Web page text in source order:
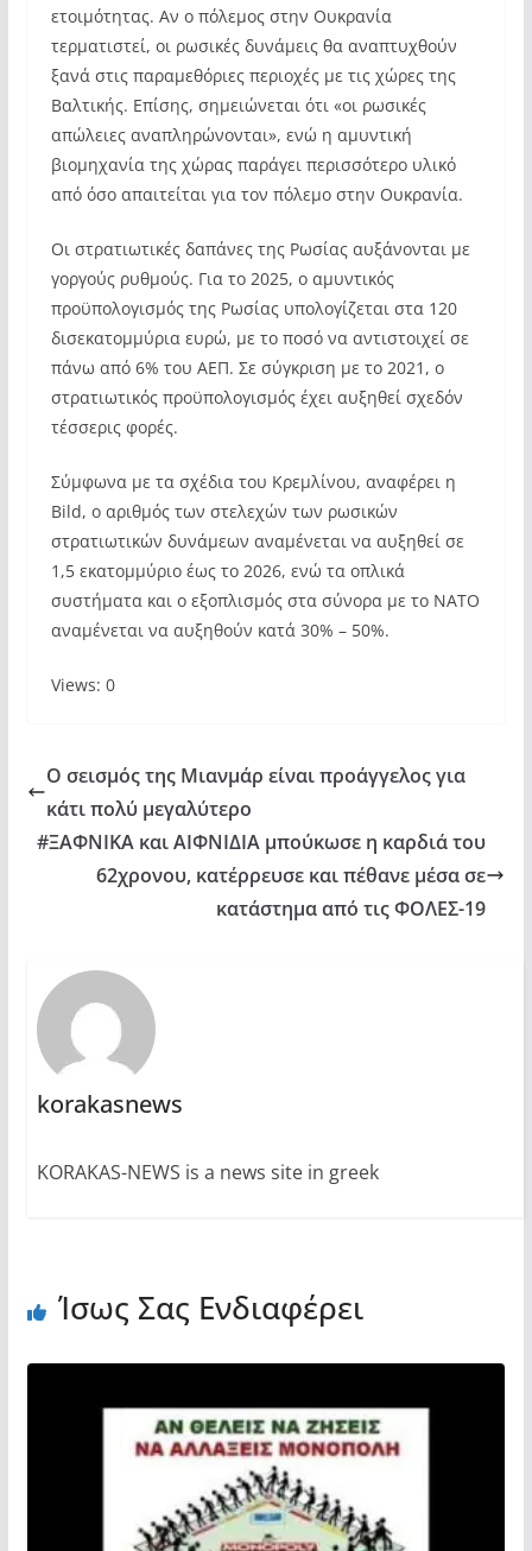
ετοιμότητας. Αν ο πόλεμος στην Ουκρανία
τερματιστεί, οι ρωσικές δυνάμεις θα αναπτυχθούν
ξανά στις παραμεθόριες περιοχές με τις χώρες της
Βαλτικής. Επίσης, σημειώνεται ότι «οι ρωσικές
απώλειες αναπληρώνονται», ενώ η αμυντική
βιομηχανία της χώρας παράγει περισσότερο υλικό
από όσο απαιτείται για τον πόλεμο στην Ουκρανία.
Οι στρατιωτικές δαπάνες της Ρωσίας αυξάνονται με
γοργούς ρυθμούς. Για το 2025, ο αμυντικός
προϋπολογισμός της Ρωσίας υπολογίζεται στα 120
δισεκατομμύρια ευρώ, με το ποσό να αντιστοιχεί σε
πάνω από 6% του ΑΕΠ. Σε σύγκριση με το 2021, ο
στρατιωτικός προϋπολογισμός έχει αυξηθεί σχεδόν
τέσσερις φορές.
Σύμφωνα με τα σχέδια του Κρεμλίνου, αναφέρει η
Bild, o αριθμός των στελεχών των ρωσικών
στρατιωτικών δυνάμεων αναμένεται να αυξηθεί σε
1,5 εκατομμύριο έως το 2026, ενώ τα οπλικά
συστήματα και ο εξοπλισμός στα σύνορα με το ΝΑΤΟ
αναμένεται να αυξηθούν κατά 30% – 50%.
Views: 0
Ο σεισμός της Μιανμάρ είναι προάγγελος για
κάτι πολύ μεγαλύτερο
#ΞΑΦΝΙΚΑ και ΑΙΦΝΙΔΙΑ μπούκωσε η καρδιά του
62χρονου, κατέρρευσε και πέθανε μέσα σε
κατάστημα από τις ΦΟΛΕΣ-19
korakasnews
KORAKAS-NEWS is a news site in greek
Ίσως Σας Ενδιαφέρει